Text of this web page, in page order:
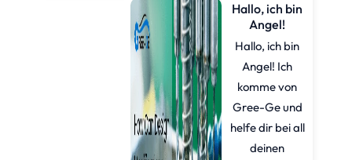
Hallo, ich bin
Angel!
Hallo, ich bin
Angel! Ich
komme von
Gree-Ge und
helfe dir bei all
deinen